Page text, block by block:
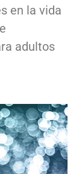
en la vida
adultos